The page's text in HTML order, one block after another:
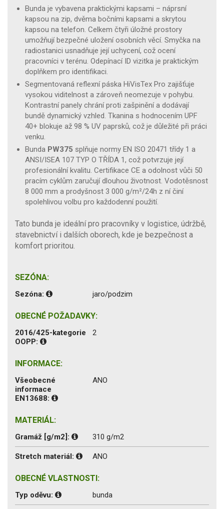
Bunda je vybavena praktickými kapsami – náprsní
kapsou na zip, dvěma bočními kapsami a skrytou
kapsou na telefon. Celkem čtyři úložné prostory
umožňují bezpečné uložení osobních věcí. Smyčka na
radiostanici usnadňuje její uchycení, což ocení
pracovníci v terénu. Odepínací ID vizitka je praktickým
doplňkem pro identifikaci.
Segmentovaná reflexní páska HiVisTex Pro zajišťuje
vysokou viditelnost a zároveň neomezuje v pohybu.
Kontrastní panely chrání proti zašpinění a dodávají
bundě dynamický vzhled. Tkanina s hodnocením UPF
40+ blokuje až 98 % UV paprsků, což je důležité při práci
venku.
Bunda PW375 splňuje normy EN ISO 20471 třídy 1 a
ANSI/ISEA 107 TYP O TŘÍDA 1, což potvrzuje její
profesionální kvalitu. Certifikace CE a odolnost vůči 50
pracím cyklům zaručují dlouhou životnost. Vodotěsnost
8 000 mm a prodyšnost 3 000 g/m²/24h z ní činí
spolehlivou volbu pro každodenní použití.
Tato bunda je ideální pro pracovníky v logistice, údržbě,
stavebnictví i dalších oborech, kde je bezpečnost a
komfort prioritou.
SEZÓNA:
Sezóna: jaro/podzim
OBECNÉ POŽADAVKY:
2016/425-kategorie
OOPP:
2
INFORMACE:
Všeobecné
informace
EN13688:
ANO
MATERIÁL:
Gramáž [g/m2]: 310 g/m2
Stretch materiál: ANO
OBECNÉ VLASTNOSTI:
Typ oděvu: bunda